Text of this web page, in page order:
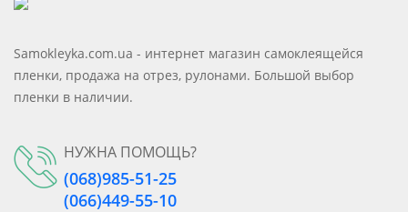
Samokleyka.com.ua - интернет магазин самоклеящейся
пленки, продажа на отрез, рулонами. Большой выбор
пленки в наличии.
НУЖНА ПОМОЩЬ?
(068)985-51-25
(066)449-55-10